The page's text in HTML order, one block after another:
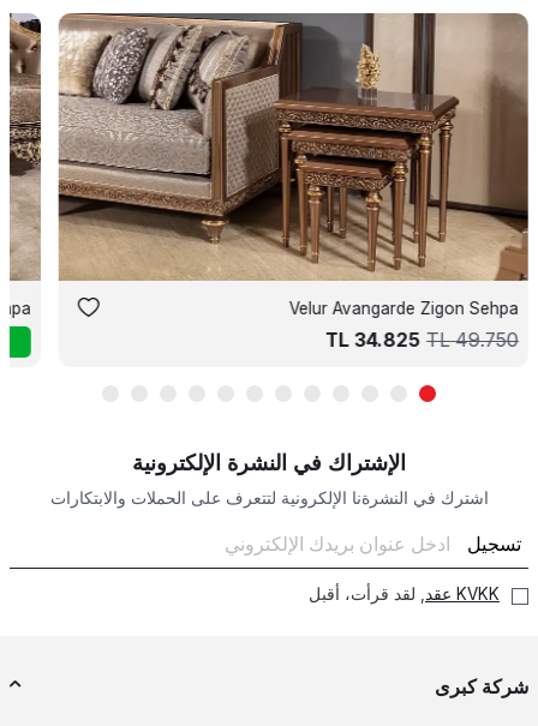
Velur Avangarde Zigon Sehpa
49.750
TL
34.825
TL
الإشتراك في النشرة الإلكترونية
اشترك في النشرةنا الإلكرونية لتتعرف على الحملات والابتكارات
تسجيل
KVKK عقد , لقد قرأت، أقبل
شركة كبرى